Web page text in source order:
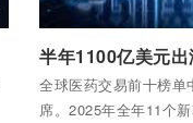
全球医药交易前十榜单
席。2025年全年11个